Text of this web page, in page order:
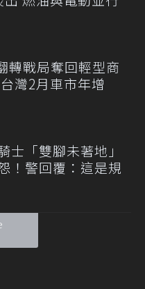
轉戰局奪回輕型商
灣2月車市年增
士「雙腳未著地」
！警回覆：這是規